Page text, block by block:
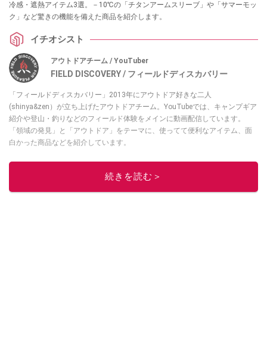
冷感・遮熱アイテム3選。－10℃の「チタンアームスリーブ」や「サマーモッ
ク」など驚きの機能を備えた商品を紹介します。
イチオシスト
アウトドアチーム / YouTuber
FIELD DISCOVERY / フィールドディスカバリー
「フィールドディスカバリー」2013年にアウトドア好きな二人
(shinya&zen）が立ち上げたアウトドアチーム。YouTubeでは、キャンプギア
紹介や登山・釣りなどのフィールド体験をメインに動画配信しています。
「領域の発見」と「アウトドア」をテーマに、使ってて便利なアイテム、面
白かった商品などを紹介しています。
・Instagramは
続きを読む＞